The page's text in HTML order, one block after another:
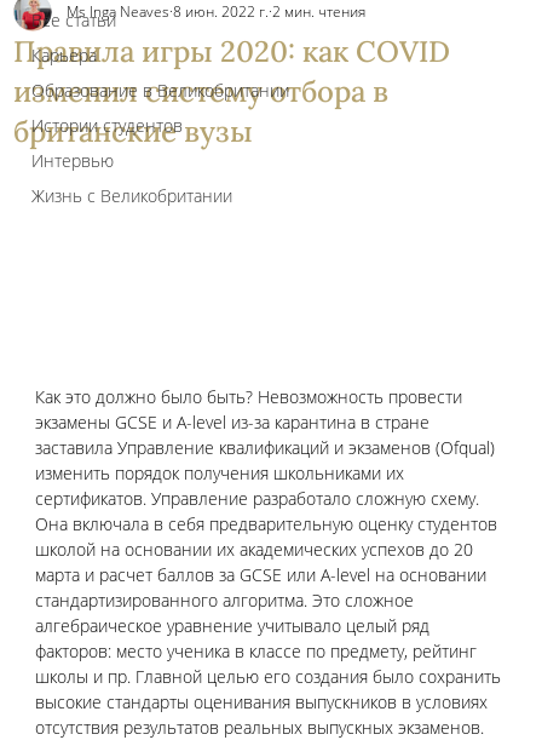
Все статьи
Карьера
Образование в Великобритании
Истории студентов
Интервью
Жизнь с Великобритании
Правила игры 2020: как COVID
изменил систему отбора в
британские вузы
Ms Inga Neaves 8 июн. 2022 г. 2 мин. чтения
Как это должно было быть? Невозможность провести
экзамены GCSE и A-level из-за карантина в стране
заставила Управление квалификаций и экзаменов (Ofqual)
изменить порядок получения школьниками их
сертификатов. Управление разработало сложную схему.
Она включала в себя предварительную оценку студентов
школой на основании их академических успехов до 20
марта и расчет баллов за GCSE или A-level на основании
стандартизированного алгоритма. Это сложное
алгебраическое уравнение учитывало целый ряд
факторов: место ученика в классе по предмету, рейтинг
школы и пр. Главной целью его создания было сохранить
высокие стандарты оценивания выпускников в условиях
отсутствия результатов реальных выпускных экзаменов.